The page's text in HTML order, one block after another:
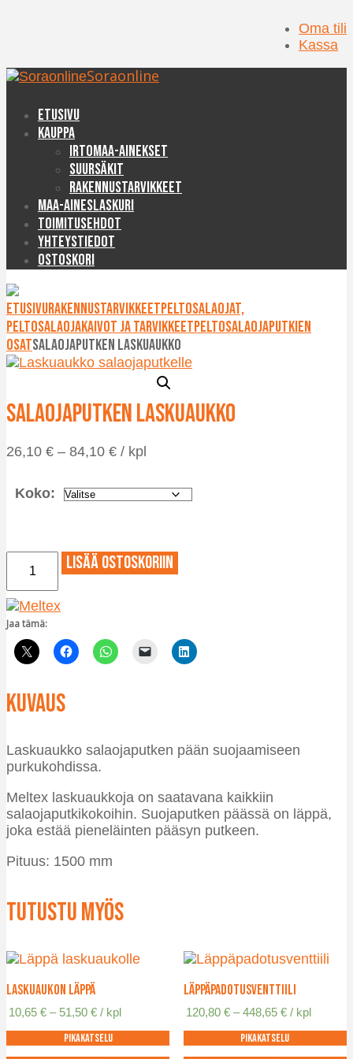
Oma tili
Kassa
Soraonline
Etusivu
Kauppa
Irtomaa-ainekset
Suursäkit
Rakennustarvikkeet
Maa-aineslaskuri
Toimitusehdot
Yhteystiedot
Ostoskori
EtusivuRakennustarvikkeetPeltosalaojat,
peltosalaojakaivot ja tarvikkeetPeltosalaojaputkien
osatSalaojaputken laskuaukko
Salaojaputken laskuaukko
26,10 € – 84,10 €Hintaluokka:
84,10 €
/ kpl
Koko:
Salaojaputken
laskuaukko
määrä
Lisää ostoskoriin
Jaa tämä:
Kuvaus
Laskuaukko salaojaputken pään suojaamiseen
purkukohdissa.
Meltex laskuaukkoja on saatavana kaikkiin
salaojaputkikokoihin. Suojaputken päässä on läppä,
joka estää pieneläinten pääsyn putkeen.
Pituus: 1500 mm
Tutustu myös
Laskuaukon läppä
10,65€ – 51,50€Hintaluokka:
-
51,50 €
/ kpl
Pikakatselu
Läppäpadotusventtiili
120,80 € – 448,65 €Hintaluokka:
-
448,65 €
/ kpl
Pikakatselu